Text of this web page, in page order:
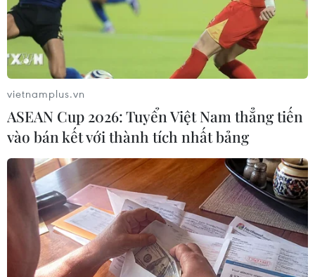
#Học sinh
Tp. Hồ Chí Minh
Theo dõi VietnamPlus
vietnamplus.vn
ASEAN Cup 2026: Tuyển Việt Nam thẳng tiến
vào bán kết với thành tích nhất bảng